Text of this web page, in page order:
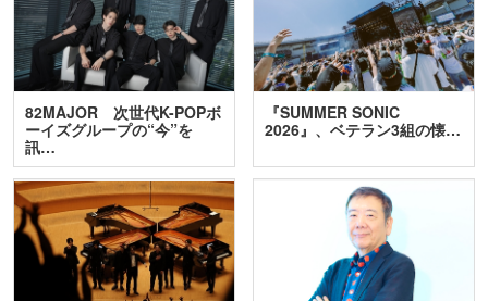
82MAJOR 次世代K-POPボ
ーイズグループの“今”を
訊…
『SUMMER SONIC
2026』、ベテラン3組の懐…